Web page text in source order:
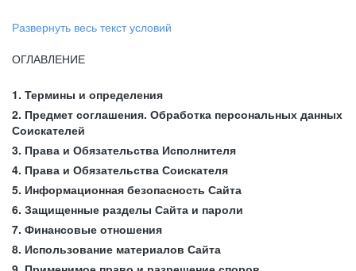
Развернуть весь текст условий
ОГЛАВЛЕНИЕ
1. Термины и определения
2. Предмет соглашения. Обработка персональных данных
Соискателей
3. Права и Обязательства Исполнителя
4. Права и Обязательства Соискателя
5. Информационная безопасность Сайта
6. Защищенные разделы Сайта и пароли
7. Финансовые отношения
8. Использование материалов Сайта